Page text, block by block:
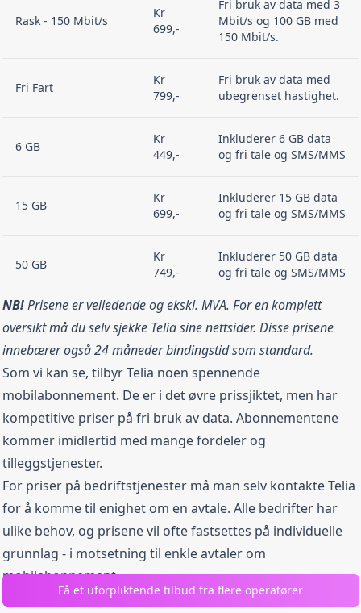
Rask - 150 Mbit/s
Kr
699,-
Fri bruk av data med 3
Mbit/s og 100 GB med
150 Mbit/s.
Fri Fart
Kr
799,-
Fri bruk av data med
ubegrenset hastighet.
6 GB
Kr
449,-
Inkluderer 6 GB data
og fri tale og SMS/MMS
15 GB
Kr
699,-
Inkluderer 15 GB data
og fri tale og SMS/MMS
50 GB
Kr
749,-
Inkluderer 50 GB data
og fri tale og SMS/MMS
NB!Prisene er veiledende og ekskl. MVA. For en komplett
oversikt må du selv sjekke Telia sine nettsider. Disse prisene
innebærer også 24 måneder bindingstid som standard.
Som vi kan se, tilbyr Telia noen spennende
mobilabonnement. De er i det øvre prissjiktet, men har
kompetitive priser på fri bruk av data. Abonnementene
kommer imidlertid med mange fordeler og
tilleggstjenester.
For priser på bedriftstjenester må man selv kontakte Telia
for å komme til enighet om en avtale. Alle bedrifter har
ulike behov, og prisene vil ofte fastsettes på individuelle
grunnlag - i motsetning til enkle avtaler om
mobilabonnement.
Priser på øvrige tjenester må utarbeides i samarbeid
Få et uforpliktende tilbud fra flere operatører